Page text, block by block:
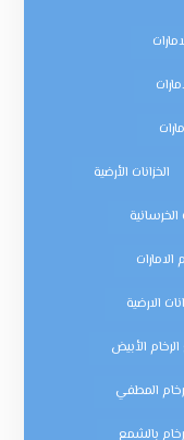
الخزانات الأرضية
الخرسانية
الامارات
الارضية
الرخام الأبيض
المطفي
بالشمع